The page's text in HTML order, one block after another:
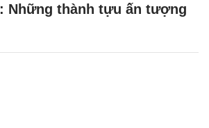
Những thành tựu ấn tượng